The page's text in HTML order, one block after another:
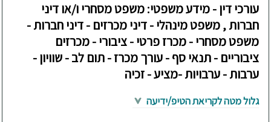
עורכי דין - מידע משפטי: משפט מסחרי ו/או דיני
חברות , משפט מינהלי - דיני מכרזים - דיני חברות -
משפט מסחרי - מכרז פרטי - ציבורי - מכרזים
ציבוריים - תנאי סף - עורך מכרז - תום לב - שוויון -
ערבות - ערבויות -מציע - זכיה
גלול מטה לקריאת הטיפ/ידיעה